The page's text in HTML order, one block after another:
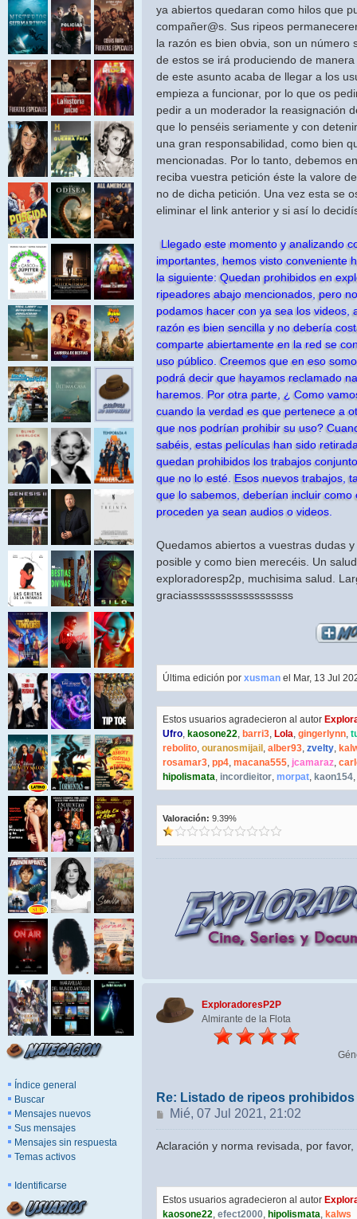
Índice general
Buscar
Mensajes nuevos
Sus mensajes
Mensajes sin respuesta
Temas activos
Identificarse
ya abiertos quedaran como hilos que
compañer@s. Sus ripeos
la razón es bien obvia, son un número
de estos se irá produciendo de
de este asunto acaba de llegar a los
empieza a funcionar, por lo que os
pedir a un moderador la reasignación
que lo penséis seriamente y con
una gran responsabilidad, como bien
mencionadas. Por lo tanto, debemos
reciba vuestra petición éste la valore
no de dicha petición. Una vez esta se
eliminar el link anterior y si así lo
Llegado este momento y analizando
importantes, hemos visto conveniente
la siguiente: Quedan prohibidos en
ripeadores abajo mencionados, pero
podamos hacer con ya sea los videos,
razón es bien sencilla y no debería
comparte abiertamente en la red se
uso público. Creemos que en eso
podrá decir que hayamos reclamado
haremos. Por otra parte, ¿ Como
cuando la verdad es que pertenece a
que nos podrían prohibir su uso?
sabéis, estas películas han sido
quedan prohibidos los trabajos
que no lo esté. Esos nuevos trabajos,
que lo sabemos, deberían incluir
proceden ya sean audios o videos.
Quedamos abiertos a vuestras dudas
posible y como bien merecéis. Un
exploradoresp2p, muchisima salud.
graciasssssssssssssssssss
Última edición por xusman el Mar, 13 Jul
Estos usuarios agradecieron al autor
Ufro, kaosone22, barri3, Lola, gingerlynn,
rebolito, ouranosmijail , alber93, zvelty,
rosamar3, pp4, macana555, jcamaraz,
hipolismata, incordieitor, morpat, kaon154,
Valoración: 9.39%
ExploradoresP2P
Almirante de la Flota
Re: Listado de ripeos
Mensaje
Mié, 07 Jul 2021, 21:02
Aclaración y norma revisada, por
Estos usuarios agradecieron al autor
kaosone22, efect2000, hipolismata, kalws